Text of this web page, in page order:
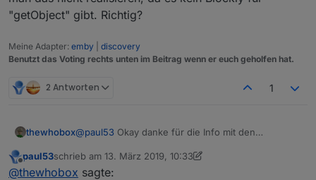
"getObject" gibt. Richtig?
Meine Adapter: emby
discovery
Benutzt das Voting rechts unten im Beitrag wenn er euch geholfen hat.
2 Antworten 1
thewhobox@paul53 Okay danke für die Info mit den
Heißt das müsste ja aber auch so schon
funktionieren:
Zu 2. Dass das so geht weiß ich, aber mit Blockly
kann man das nicht realisieren, da es kein Blockly
Offline
paul53schrieb am 13. März 2019, 10:33
zuletzt editiert von paul53
@thewhobox sagte: